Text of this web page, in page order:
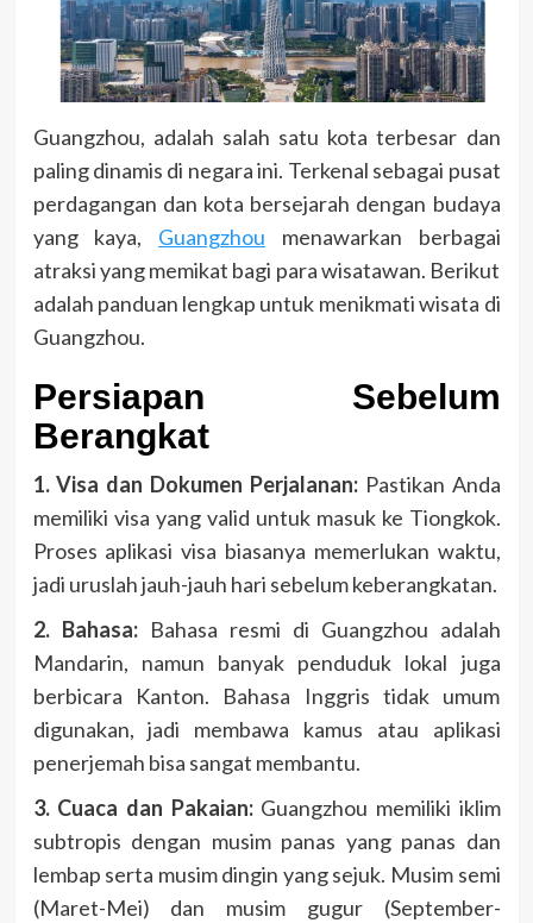
Guangzhou, adalah salah satu kota terbesar dan
paling dinamis di negara ini. Terkenal sebagai pusat
perdagangan dan kota bersejarah dengan budaya
yang kaya, Guangzhou menawarkan berbagai
atraksi yang memikat bagi para wisatawan. Berikut
adalah panduan lengkap untuk menikmati wisata di
Guangzhou.
Persiapan Sebelum
Berangkat
1. Visa dan Dokumen Perjalanan:Pastikan Anda
memiliki visa yang valid untuk masuk ke Tiongkok.
Proses aplikasi visa biasanya memerlukan waktu,
jadi uruslah jauh-jauh hari sebelum keberangkatan.
2. Bahasa:Bahasa resmi di Guangzhou adalah
Mandarin, namun banyak penduduk lokal juga
berbicara Kanton. Bahasa Inggris tidak umum
digunakan, jadi membawa kamus atau aplikasi
penerjemah bisa sangat membantu.
3. Cuaca dan Pakaian:Guangzhou memiliki iklim
subtropis dengan musim panas yang panas dan
lembap serta musim dingin yang sejuk. Musim semi
(Maret-Mei) dan musim gugur (September-